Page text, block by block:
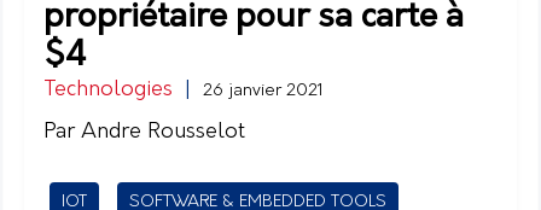
propriétaire pour sa carte à
$4
Technologies 26 janvier 2021
Par Andre Rousselot
IOT SOFTWARE & EMBEDDED TOOLS